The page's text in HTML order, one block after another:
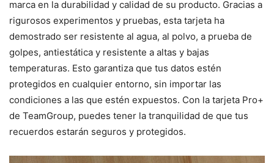
marca en la durabilidad y calidad de su producto. Gracias a
rigurosos experimentos y pruebas, esta tarjeta ha
demostrado ser resistente al agua, al polvo, a prueba de
golpes, antiestática y resistente a altas y bajas
temperaturas. Esto garantiza que tus datos estén
protegidos en cualquier entorno, sin importar las
condiciones a las que estén expuestos. Con la tarjeta Pro+
de TeamGroup, puedes tener la tranquilidad de que tus
recuerdos estarán seguros y protegidos.